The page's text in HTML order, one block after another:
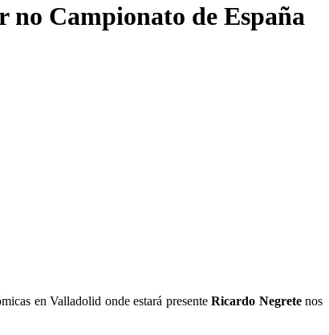
no Campionato de España
en Valladolid onde estará presenteRicardo Negretenos